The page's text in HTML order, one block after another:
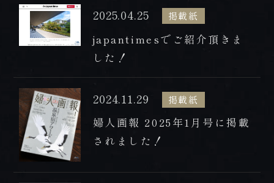
DISHES
お料理
ONLINE
SHOP
オンラインショップ
tel.0957-73-3331
【お問合せ受付時間】
月～金 9:00～18:00 / 土・日・祝 10:00～18:00
2025.04.25 掲載紙
japantimesでご紹介頂きま
した！
2024.11.29 掲載紙
婦人画報 2025年1月号に掲載
されました！